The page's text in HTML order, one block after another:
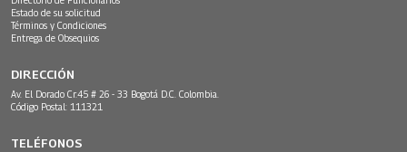
Estado de su solicitud
Términos y Condiciones
Entrega de Obsequios
DIRECCIÓN
Av. El Dorado Cr.45 # 26 - 33 Bogotá D.C. Colombia.
Código Postal: 111321
TELÉFONOS